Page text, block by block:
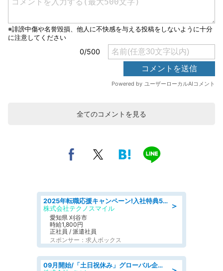
全てのコメントを見る
＞
2025年転職応援キャンペーン!入社特典58万円/デンソーで働こう!自動車工場で小型部品の検査業務 denso aichi
株式会社テクノスマイル
愛知県 刈谷市
時給1,800円
正社員 / 派遣社員
スポンサー：求人ボックス
09月開始/「土日祝休み」グローバル企業での産業保健のお仕事/保健師/高時給/残業なし/服装自由